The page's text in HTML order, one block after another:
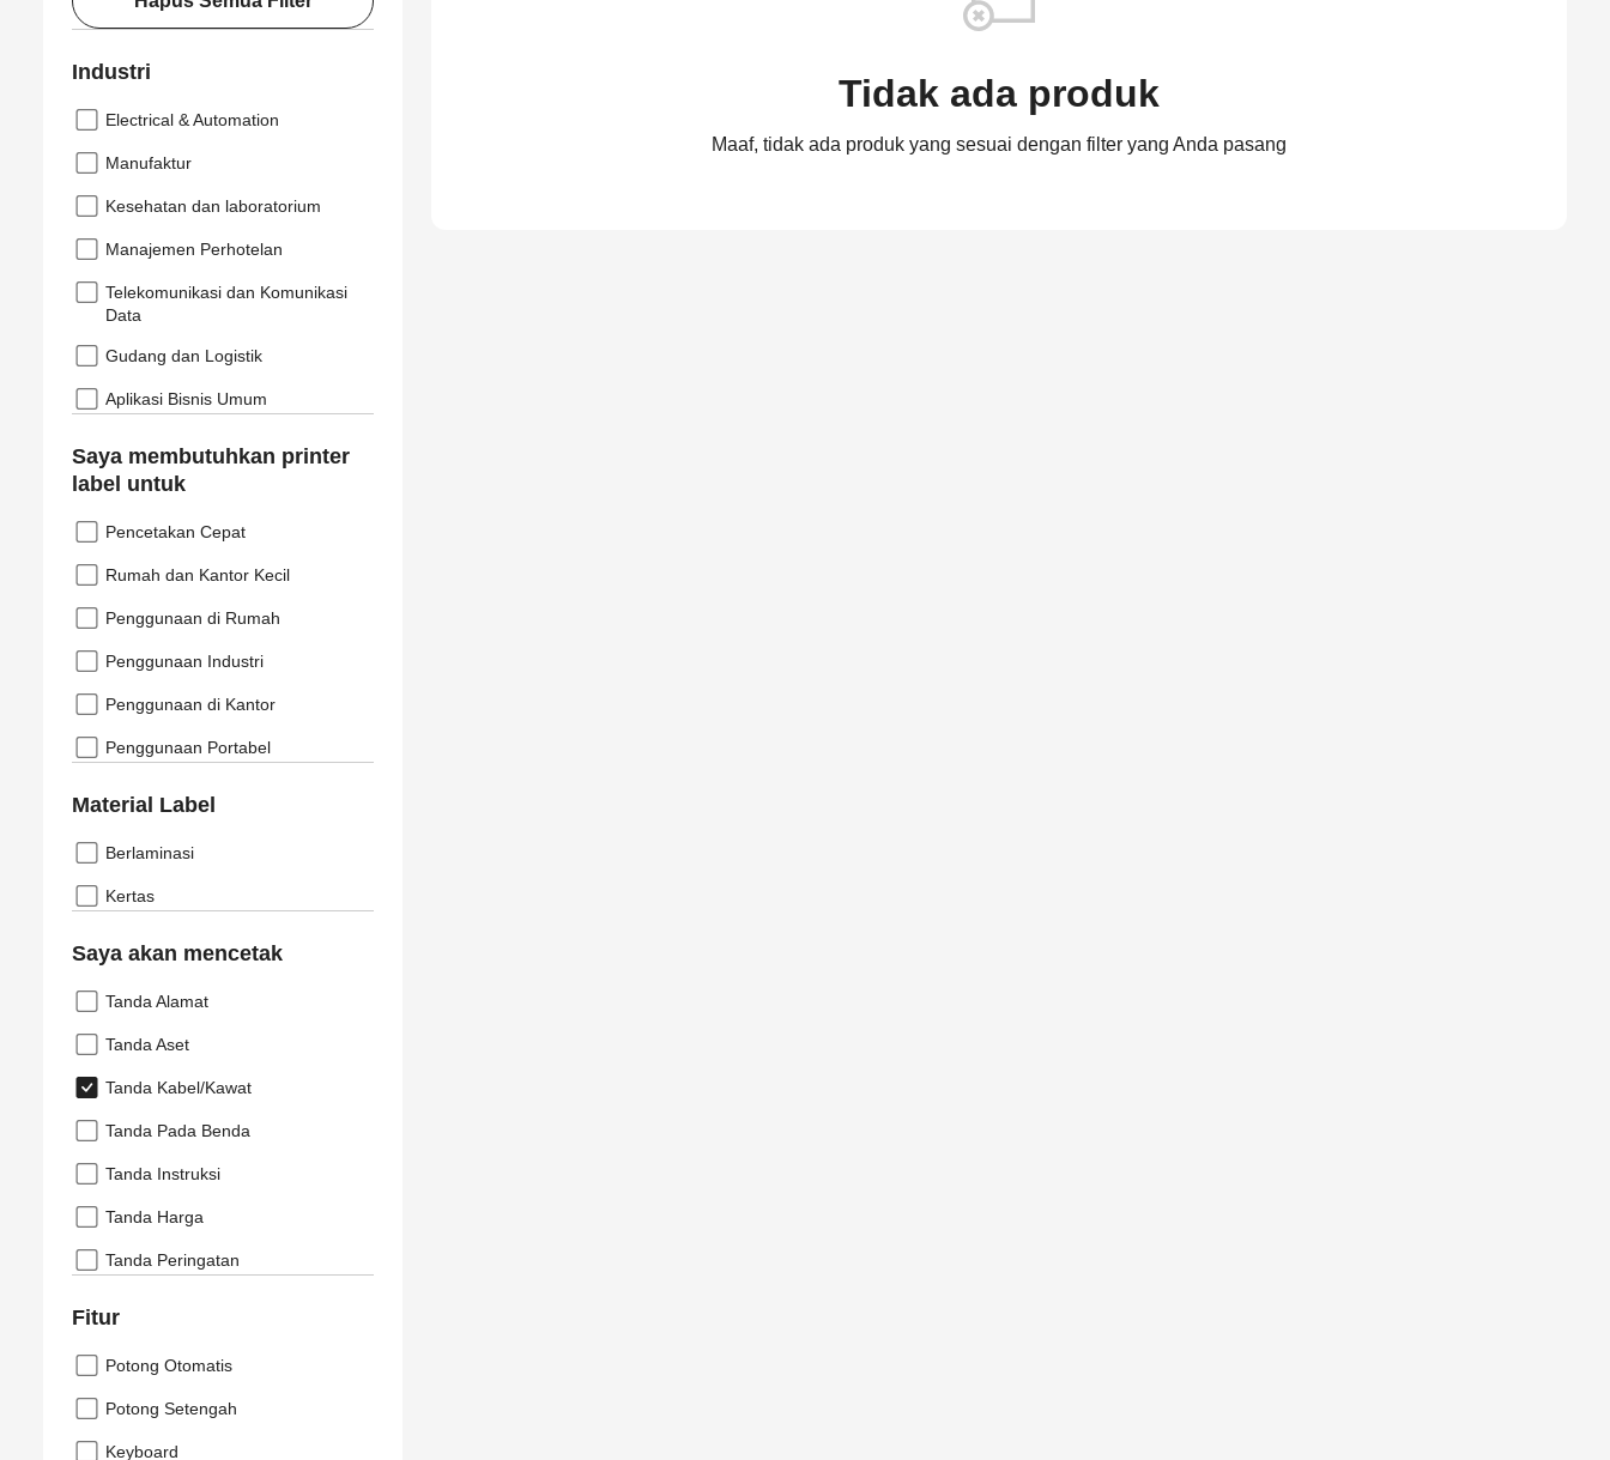
Industri
Electrical & Automation
Manufaktur
Kesehatan dan laboratorium
Manajemen Perhotelan
Telekomunikasi dan Komunikasi
Data
Gudang dan Logistik
Aplikasi Bisnis Umum
Saya membutuhkan printer
label untuk
Pencetakan Cepat
Rumah dan Kantor Kecil
Penggunaan di Rumah
Penggunaan Industri
Penggunaan di Kantor
Penggunaan Portabel
Material Label
Berlaminasi
Kertas
Saya akan mencetak
Tanda Alamat
Tanda Aset
Tanda Kabel/Kawat
Tanda Pada Benda
Tanda Instruksi
Tanda Harga
Tanda Peringatan
Fitur
Potong Otomatis
Potong Setengah
Keyboard
Tidak ada produk
Maaf, tidak ada produk yang sesuai dengan filter yang Anda pasang